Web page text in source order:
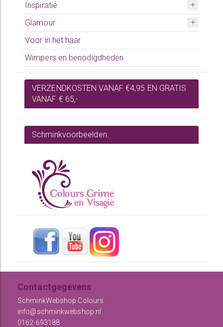
Inspiratie
Glamour
Voor in het haar
Wimpers en benodigdheden
VERZENDKOSTEN VANAF €4,95 EN GRATIS
VANAF € 65,-
Schminkvoorbeelden:
Contactgegevens
SchminkWebshop Colours
info@schminkwebshop.nl
0162-693188